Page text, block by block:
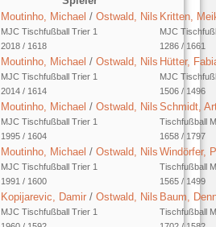
Moutinho, Michael / Ostwald, Nils
MJC Tischfußball Trier 1
2018 / 1618
Kritten,
MJC
1286 / 1661
Moutinho, Michael / Ostwald, Nils
MJC Tischfußball Trier 1
2014 / 1614
Hütter,
MJC
1506 / 1496
Moutinho, Michael / Ostwald, Nils
MJC Tischfußball Trier 1
1995 / 1604
Schmidt,
Tischfußball
1658 / 1797
Moutinho, Michael / Ostwald, Nils
MJC Tischfußball Trier 1
1991 / 1600
Windörfer,
Tischfußball
1565 / 1499
Kopijarevic, Damir / Ostwald, Nils
MJC Tischfußball Trier 1
Baum,
Tischfußball